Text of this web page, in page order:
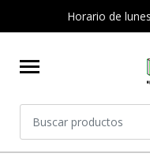
Horario de